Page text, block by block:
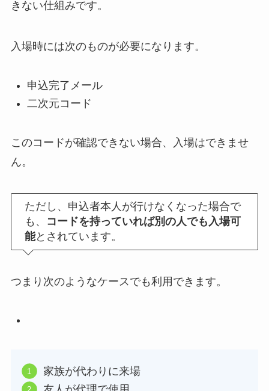
きない仕組みです。
入場時には次のものが必要になります。
申込完了メール
二次元コード
このコードが確認できない場合、入場はできませ
ん。
ただし、申込者本人が行けなくなった場合で
も、 コードを持っていれば別の人でも入場可
能とされています。
つまり次のようなケースでも利用できます。
家族が代わりに来場